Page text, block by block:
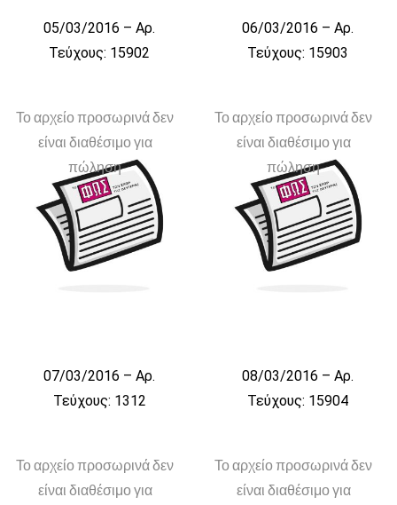
05/03/2016 – Αρ.
Τεύχους: 15902
06/03/2016 – Αρ.
Τεύχους: 15903
Το αρχείο προσωρινά δεν
είναι διαθέσιμο για
πώληση
07/03/2016 – Αρ.
Τεύχους: 1312
Το αρχείο προσωρινά δεν
είναι διαθέσιμο για
πώληση
08/03/2016 – Αρ.
Τεύχους: 15904
Το αρχείο προσωρινά δεν
είναι διαθέσιμο για
Το αρχείο προσωρινά δεν
είναι διαθέσιμο για